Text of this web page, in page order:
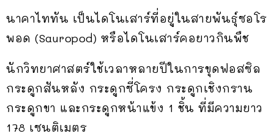
นาคาไททัน เป็นไดโนเสาร์ที่อยู่ในสายพันธุ์ซอโร
พอด (Sauropod) หรือไดโนเสาร์คอยาวกินพืช
นักวิทยาศาสตร์ใช้เวลาหลายปีในการขุดฟอสซิล
กระดูกสันหลัง กระดูกซี่โครง กระดูกเชิงกราน
กระดูกขา และกระดูกหน้าแข้ง 1 ชิ้น ที่มีความยาว
178 เซนติเมตร